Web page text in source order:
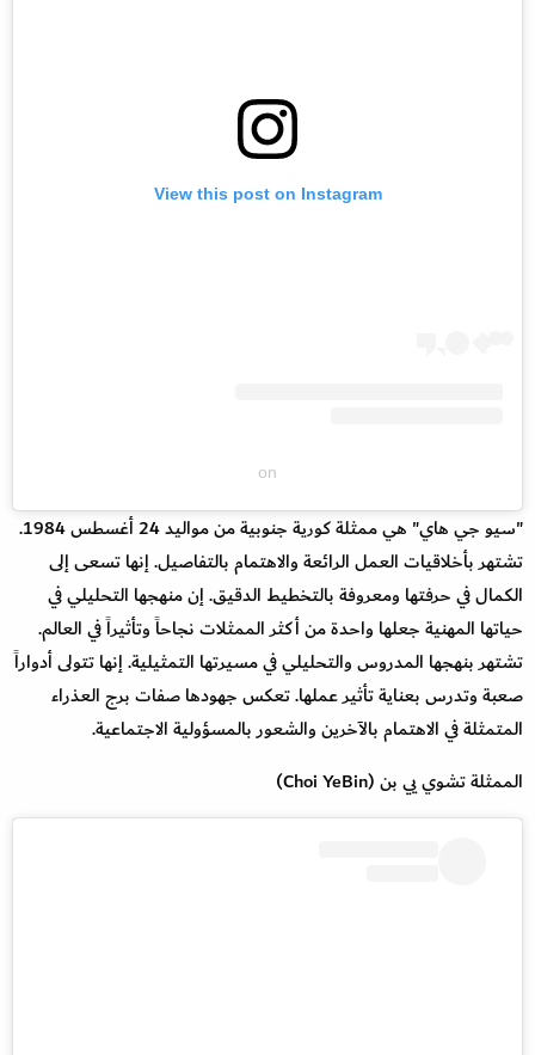
View this post on Instagram
on
"سيو جي هاي" هي ممثلة كورية جنوبية من مواليد 24 أغسطس 1984.
تشتهر بأخلاقيات العمل الرائعة والاهتمام بالتفاصيل. إنها تسعى إلى
الكمال في حرفتها ومعروفة بالتخطيط الدقيق. إن منهجها التحليلي في
حياتها المهنية جعلها واحدة من أكثر الممثلات نجاحاً وتأثيراً في العالم.
تشتهر بنهجها المدروس والتحليلي في مسيرتها التمثيلية. إنها تتولى أدواراً
صعبة وتدرس بعناية تأثير عملها. تعكس جهودها صفات برج العذراء
المتمثلة في الاهتمام بالآخرين والشعور بالمسؤولية الاجتماعية.
الممثلة تشوي يي بن (Choi YeBin)